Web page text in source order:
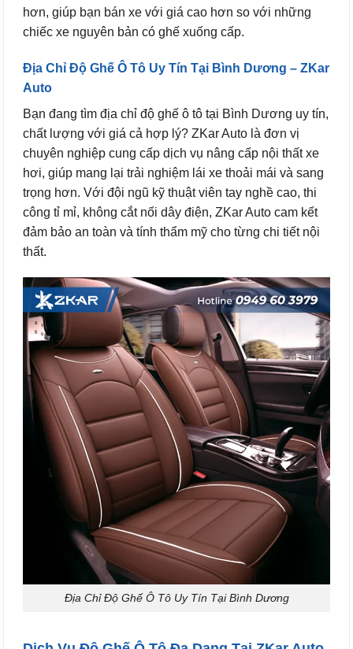
hơn, giúp bạn bán xe với giá cao hơn so với những
chiếc xe nguyên bản có ghế xuống cấp.
Địa Chỉ Độ Ghế Ô Tô Uy Tín Tại Bình Dương – ZKar
Auto
Bạn đang tìm địa chỉ độ ghế ô tô tại Bình Dương uy tín,
chất lượng với giá cả hợp lý? ZKar Auto là đơn vị
chuyên nghiệp cung cấp dịch vụ nâng cấp nội thất xe
hơi, giúp mang lại trải nghiệm lái xe thoải mái và sang
trọng hơn. Với đội ngũ kỹ thuật viên tay nghề cao, thi
công tỉ mỉ, không cắt nối dây điện, ZKar Auto cam kết
đảm bảo an toàn và tính thẩm mỹ cho từng chi tiết nội
thất.
Địa Chỉ Độ Ghế Ô Tô Uy Tín Tại Bình Dương